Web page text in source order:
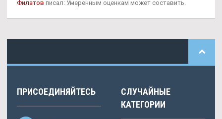
Филатов писал: Умеренным оценкам может составить.
ПРИСОЕДИНЯЙТЕСЬ
СЛУЧАЙНЫЕ
КАТЕГОРИИ